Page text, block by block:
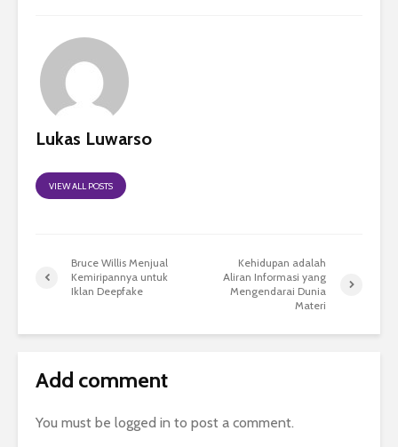
Lukas Luwarso
VIEW ALL POSTS
Bruce Willis Menjual
Kemiripannya untuk
Iklan Deepfake
Kehidupan adalah
Aliran Informasi yang
Mengendarai Dunia
Materi
Add comment
You must be logged in to post a comment.